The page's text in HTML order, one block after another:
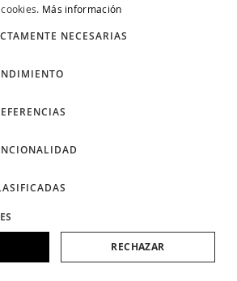
ALQVIMIA
de Cookies
Política de Privacidad
Más información
NECESARIAS
RECHAZAR